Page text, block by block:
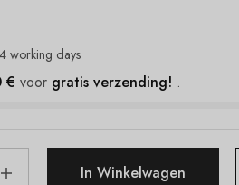
working days
€ voor gratis verzending! .
In Winkelwagen